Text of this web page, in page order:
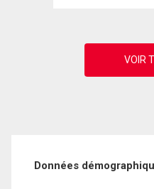
Données